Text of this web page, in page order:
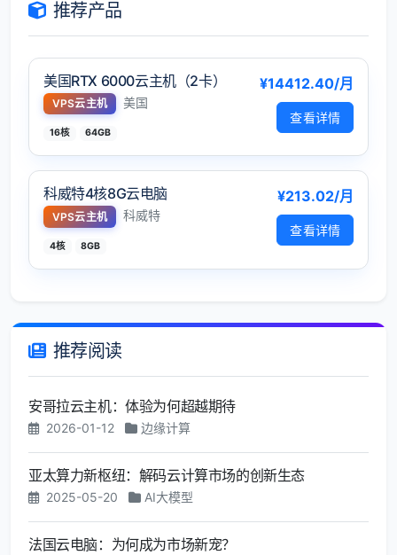
推荐产品
美国RTX 6000云主机（2卡）
VPS云主机 美国
16核 64GB
¥14412.40/月
查看详情
科威特4核8G云电脑
VPS云主机 科威特
4核 8GB
¥213.02/月
查看详情
推荐阅读
安哥拉云主机：体验为何超越期待
2026-01-12 边缘计算
亚太算力新枢纽：解码云计算市场的创新生态
2025-05-20 AI大模型
法国云电脑：为何成为市场新宠？